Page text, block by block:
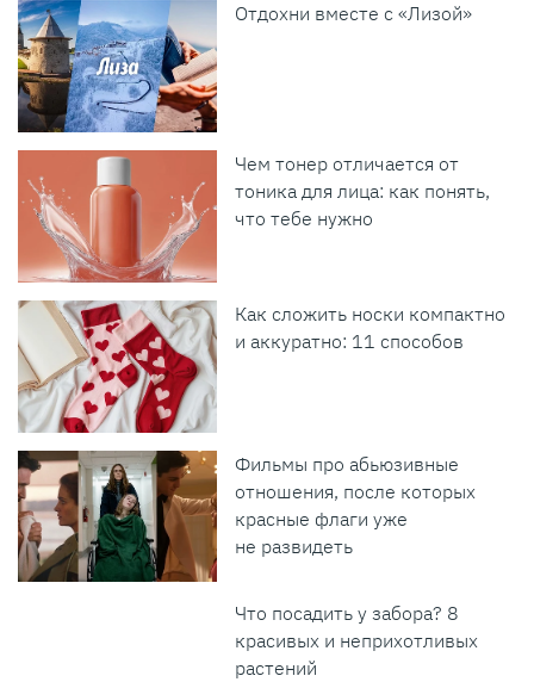
Отдохни вместе с «Лизой»
Чем тонер отличается от
тоника для лица: как понять,
что тебе нужно
Как сложить носки компактно
и аккуратно: 11 способов
Фильмы про абьюзивные
отношения, после которых
красные флаги уже
не развидеть
Что посадить у забора? 8
красивых и неприхотливых
растений